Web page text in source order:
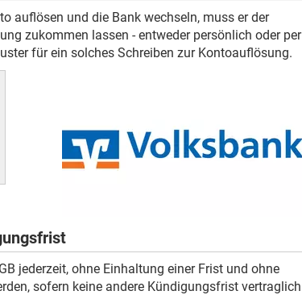
auflösen und die Bank wechseln, muss er der
zukommen lassen - entweder persönlich oder per
für ein solches Schreiben zur Kontoauflösung.
jederzeit, ohne Einhaltung einer Frist und ohne
sofern keine andere Kündigungsfrist vertraglich